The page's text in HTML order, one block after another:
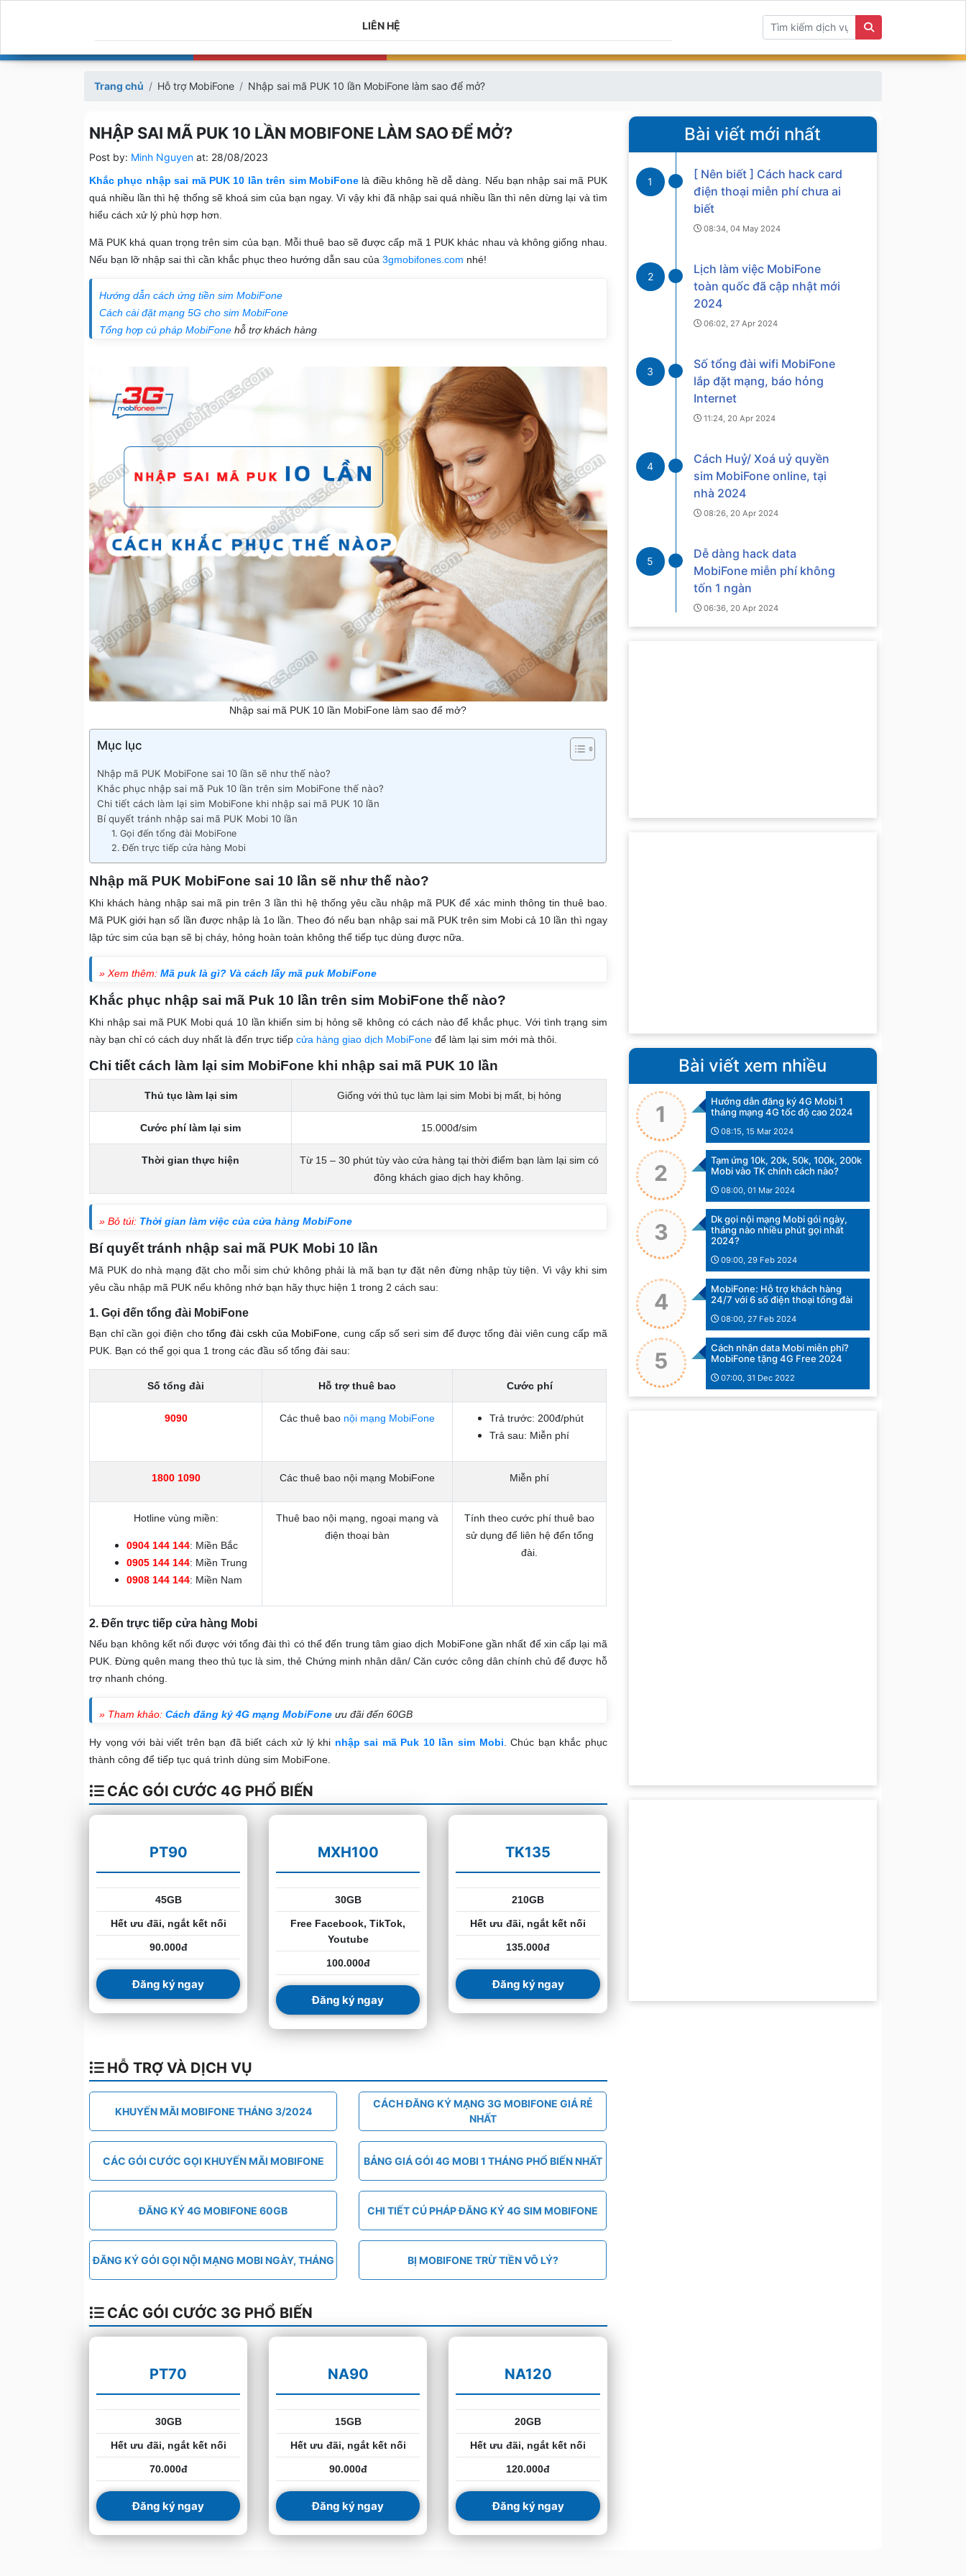
LIÊN HỆ
Trang chủ Hỗ trợ MobiFone Nhập sai mã PUK 10 lần MobiFone làm sao để mở?
NHẬP SAI MÃ PUK 10 LẦN MOBIFONE LÀM SAO ĐỂ MỞ?
Post by: Minh Nguyen at: 28/08/2023
Khắc phục nhập sai mã PUK 10 lần trên sim MobiFonelà điều không hề dễ dàng. Nếu bạn nhập sai mã PUK
quá nhiều lần thì hệ thống sẽ khoá sim của bạn ngay. Vì vậy khi đã nhập sai quá nhiều lần thì nên dừng lại và tìm
hiểu cách xử lý phù hợp hơn.
Mã PUK khá quan trọng trên sim của bạn. Mỗi thuê bao sẽ được cấp mã 1 PUK khác nhau và không giống nhau.
Nếu bạn lỡ nhập sai thì cần khắc phục theo hướng dẫn sau của 3gmobifones.com nhé!
Hướng dẫn cách ứng tiền sim MobiFone
Cách cài đặt mạng 5G cho sim MobiFone
Tổng hợp cú pháp MobiFone hỗ trợ khách hàng
Nhập sai mã PUK 10 lần MobiFone làm sao để mở?
Mục lục
Nhập mã PUK MobiFone sai 10 lần sẽ như thế nào?
Khắc phục nhập sai mã Puk 10 lần trên sim MobiFone thế nào?
Chi tiết cách làm lại sim MobiFone khi nhập sai mã PUK 10 lần
Bí quyết tránh nhập sai mã PUK Mobi 10 lần
1. Gọi đến tổng đài MobiFone
2. Đến trực tiếp cửa hàng Mobi
Nhập mã PUK MobiFone sai 10 lần sẽ như thế nào?
Khi khách hàng nhập sai mã pin trên 3 lần thì hệ thống yêu cầu nhập mã PUK để xác minh thông tin thuê bao.
Mã PUK giới hạn số lần được nhập là 1o lần. Theo đó nếu bạn nhập sai mã PUK trên sim Mobi cả 10 lần thì ngay
lập tức sim của bạn sẽ bị cháy, hỏng hoàn toàn không thể tiếp tục dùng được nữa.
» Xem thêm: Mã puk là gì? Và cách lấy mã puk MobiFone
Khắc phục nhập sai mã Puk 10 lần trên sim MobiFone thế nào?
Khi nhập sai mã PUK Mobi quá 10 lần khiến sim bị hỏng sẽ không có cách nào để khắc phục. Với tình trạng sim
này bạn chỉ có cách duy nhất là đến trực tiếp cửa hàng giao dịch MobiFone để làm lại sim mới mà thôi.
Chi tiết cách làm lại sim MobiFone khi nhập sai mã PUK 10 lần
Thủ tục làm lại sim Giống với thủ tục làm lại sim Mobi bị mất, bị hỏng
Cước phí làm lại sim 15.000đ/sim
Thời gian thực hiện
Từ 15 – 30 phút tùy vào cửa hàng tại thời điểm bạn làm lại sim có
đông khách giao dịch hay không.
» Bỏ túi: Thời gian làm việc của cửa hàng MobiFone
Bí quyết tránh nhập sai mã PUK Mobi 10 lần
Mã PUK do nhà mạng đặt cho mỗi sim chứ không phải là mã bạn tự đặt nên đừng nhập tùy tiện. Vì vậy khi sim
yêu cầu nhập mã PUK nếu không nhớ bạn hãy thực hiện 1 trong 2 cách sau:
1. Gọi đến tổng đài MobiFone
Bạn chỉ cần gọi điện chotổng đài cskh của MobiFone , cung cấp số seri sim để được tổng đài viên cung cấp mã
PUK. Bạn có thể gọi qua 1 trong các đầu số tổng đài sau:
Số tổng đài Hỗ trợ thuê bao Cước phí
9090 Các thuê bao nội mạng MobiFone
Trả trước: 200đ/phút
Trả sau: Miễn phí
1800 1090 Các thuê bao nội mạng MobiFone Miễn phí
Hotline vùng miền:
0904 144 144: Miền Bắc
0905 144 144: Miền Trung
0908 144 144: Miền Nam
Thuê bao nội mạng, ngoại mạng và
điện thoại bàn
Tính theo cước phí thuê bao
sử dụng để liên hệ đến tổng
đài.
2. Đến trực tiếp cửa hàng Mobi
Nếu bạn không kết nối được với tổng đài thì có thể đến trung tâm giao dịch MobiFone gần nhất để xin cấp lại mã
PUK. Đừng quên mang theo thủ tục là sim, thẻ Chứng minh nhân dân/ Căn cước công dân chính chủ để được hỗ
trợ nhanh chóng.
» Tham khảo: Cách đăng ký 4G mạng MobiFone ưu đãi đến 60GB
Hy vọng với bài viết trên bạn đã biết cách xử lý khi nhập sai mã Puk 10 lần sim Mobi . Chúc bạn khắc phục
thành công để tiếp tục quá trình dùng sim MobiFone.
CÁC GÓI CƯỚC 4G PHỔ BIẾN
PT90
45GB
Hết ưu đãi, ngắt kết nối
90.000đ
Đăng ký ngay
MXH100
30GB
Free Facebook, TikTok,
Youtube
100.000đ
Đăng ký ngay
TK135
210GB
Hết ưu đãi, ngắt kết nối
135.000đ
Đăng ký ngay
HỖ TRỢ VÀ DỊCH VỤ
KHUYẾN MÃI MOBIFONE THÁNG 3/2024
CÁCH ĐĂNG KÝ MẠNG 3G MOBIFONE GIÁ RẺ
NHẤT
CÁC GÓI CƯỚC GỌI KHUYẾN MÃI MOBIFONE BẢNG GIÁ GÓI 4G MOBI 1 THÁNG PHỔ BIẾN NHẤT
ĐĂNG KÝ 4G MOBIFONE 60GB CHI TIẾT CÚ PHÁP ĐĂNG KÝ 4G SIM MOBIFONE
ĐĂNG KÝ GÓI GỌI NỘI MẠNG MOBI NGÀY, THÁNG BỊ MOBIFONE TRỪ TIỀN VÔ LÝ?
CÁC GÓI CƯỚC 3G PHỔ BIẾN
PT70
30GB
Hết ưu đãi, ngắt kết nối
70.000đ
Đăng ký ngay
NA90
15GB
Hết ưu đãi, ngắt kết nối
90.000đ
Đăng ký ngay
NA120
20GB
Hết ưu đãi, ngắt kết nối
120.000đ
Đăng ký ngay
Bài viết mới nhất
1
[ Nên biết ] Cách hack card
điện thoại miễn phí chưa ai
biết
08:34, 04 May 2024
2
Lịch làm việc MobiFone
toàn quốc đã cập nhật mới
2024
06:02, 27 Apr 2024
3
Số tổng đài wifi MobiFone
lắp đặt mạng, báo hỏng
Internet
11:24, 20 Apr 2024
4
Cách Huỷ/ Xoá uỷ quyền
sim MobiFone online, tại
nhà 2024
08:26, 20 Apr 2024
5
Dễ dàng hack data
MobiFone miễn phí không
tốn 1 ngàn
06:36, 20 Apr 2024
Bài viết xem nhiều
1
Hướng dẫn đăng ký 4G Mobi 1
tháng mạng 4G tốc độ cao 2024
08:15, 15 Mar 2024
2
Tạm ứng 10k, 20k, 50k, 100k, 200k
Mobi vào TK chính cách nào?
08:00, 01 Mar 2024
3
Dk gọi nội mạng Mobi gói ngày,
tháng nào nhiều phút gọi nhất
2024?
09:00, 29 Feb 2024
4
MobiFone: Hỗ trợ khách hàng
24/7 với 6 số điện thoại tổng đài
08:00, 27 Feb 2024
5
Cách nhận data Mobi miễn phí?
MobiFone tặng 4G Free 2024
07:00, 31 Dec 2022